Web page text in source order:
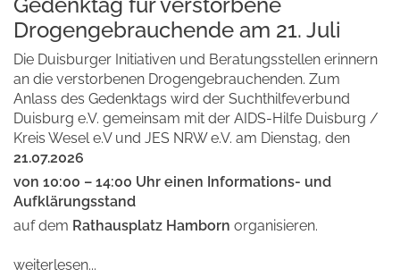
Drogengebrauchende am 21. Juli
Die Duisburger Initiativen und Beratungsstellen erinnern
an die verstorbenen Drogengebrauchenden. Zum
Anlass des Gedenktags wird der Suchthilfeverbund
Duisburg e.V. gemeinsam mit der AIDS-Hilfe Duisburg /
Kreis Wesel e.V und JES NRW e.V. am Dienstag, den
21.07.2026
von 10:00 – 14:00 Uhr einen Informations- und
Aufklärungsstand
auf dem Rathausplatz Hamborn organisieren.
weiterlesen...